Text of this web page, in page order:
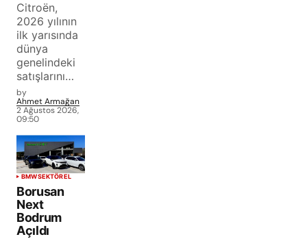
Citroën,
2026 yılının
ilk yarısında
dünya
genelindeki
satışlarını…
by
Ahmet Armağan
2 Ağustos 2026,
09:50
BMWSEKTÖREL
Borusan
Next
Bodrum
Açıldı